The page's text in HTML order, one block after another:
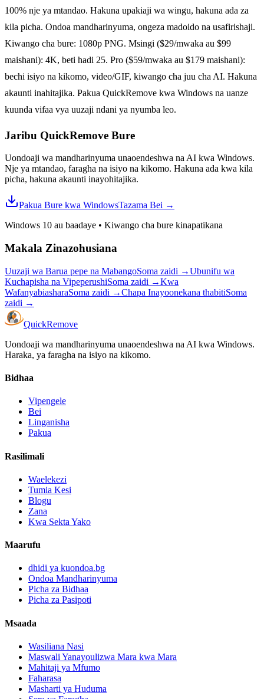
100% nje ya mtandao. Hakuna upakiaji wa wingu, hakuna ada za
kila picha. Ondoa mandharinyuma, ongeza madoido na usafirishaji.
Kiwango cha bure: 1080p PNG. Msingi ($29/mwaka au $99
maishani): 4K, beti hadi 25. Pro ($59/mwaka au $179 maishani):
bechi isiyo na kikomo, video/GIF, kiwango cha juu cha AI. Hakuna
akaunti inahitajika. Pakua QuickRemove kwa Windows na uanze
kuunda vifaa vya uuzaji ndani ya nyumba leo.
Jaribu QuickRemove Bure
Uondoaji wa mandharinyuma unaoendeshwa na AI kwa Windows.
Nje ya mtandao, faragha na isiyo na kikomo. Hakuna ada kwa kila
picha, hakuna akaunti inayohitajika.
Pakua Bure kwa WindowsTazama Bei →
Windows 10 au baadaye • Kiwango cha bure kinapatikana
Makala Zinazohusiana
Uuzaji wa Barua pepe na MabangoSoma zaidi →Ubunifu wa
Kuchapisha na VipeperushiSoma zaidi →Kwa
WafanyabiasharaSoma zaidi →Chapa Inayoonekana thabitiSoma
zaidi →
QuickRemove
Uondoaji wa mandharinyuma unaoendeshwa na AI kwa Windows.
Haraka, ya faragha na isiyo na kikomo.
Bidhaa
Vipengele
Bei
Linganisha
Pakua
Rasilimali
Waelekezi
Tumia Kesi
Blogu
Zana
Kwa Sekta Yako
Maarufu
dhidi ya kuondoa.bg
Ondoa Mandharinyuma
Picha za Bidhaa
Picha za Pasipoti
Msaada
Wasiliana Nasi
Maswali Yanayoulizwa Mara kwa Mara
Mahitaji ya Mfumo
Faharasa
Masharti ya Huduma